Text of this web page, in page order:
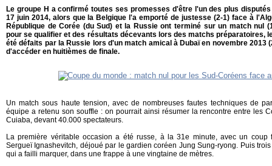
Le groupe H a confirmé toutes ses promesses d'être l'un des plus
17 juin 2014, alors que la Belgique l'a emporté de justesse (2-1) face à
République de Corée (du Sud) et la Russie ont terminé sur un match nul
pour se qualifier et des résultats décevants lors des matchs préparatoires,
été défaits par la Russie lors d'un match amical à Dubaï en novembre 2013
d'accéder en huitièmes de finale.
Un match sous haute tension, avec de nombreuses fautes techniques de
équipe a retenu son souffle : on pourrait ainsi résumer la rencontre entre les
Cuiaba, devant 40.000 spectateurs.
La première véritable occasion a été russe, à la 31e minute, avec un coup
Sergueï Ignashevitch, déjoué par le gardien coréen Jung Sung-ryong. Puis
qui a failli marquer, dans une frappe à une vingtaine de mètres.